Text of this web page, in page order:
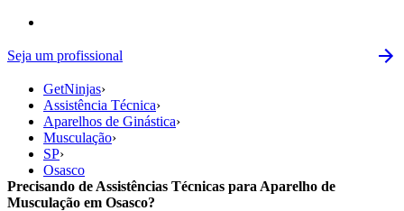
Seja um profissional
GetNinjas›
Assistência Técnica›
Aparelhos de Ginástica›
Musculação›
SP›
Osasco
Precisando de Assistências Técnicas para Aparelho de
Musculação em Osasco?